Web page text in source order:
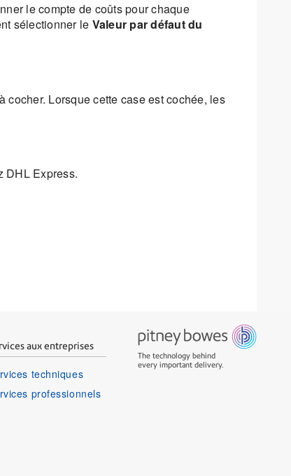
le compte de coûts pour chaque
sélectionner le Valeur par défaut du
cocher. Lorsque cette case est cochée, les
DHL Express.
aux entreprises
techniques
professionnels
The technology behind
every important delivery.